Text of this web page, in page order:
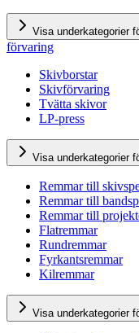
Visa underkategorier
förvaring
Skivborstar
Skivförvaring
Tvätta skivor
LP-press
Visa underkategorier
Remmar till
Remmar till
Remmar till
Flatremmar
Rundremmar
Fyrkantsremmar
Kilremmar
Visa underkategorier